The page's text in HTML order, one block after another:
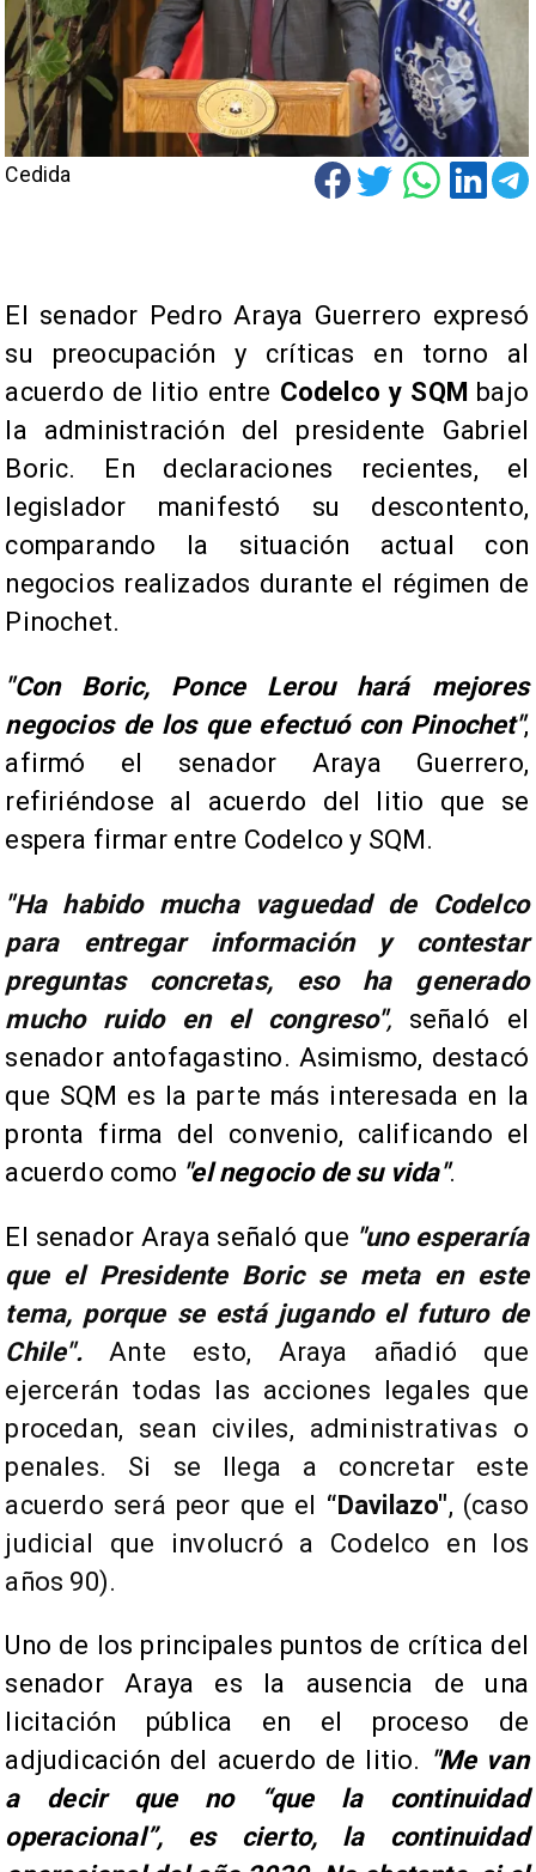
Cedida
El senador Pedro Araya Guerrero expresó
su preocupación y críticas en torno al
acuerdo de litio entre Codelco y SQM bajo
la administración del presidente Gabriel
Boric. En declaraciones recientes, el
legislador manifestó su descontento,
comparando la situación actual con
negocios realizados durante el régimen de
Pinochet.
"Con Boric, Ponce Lerou hará mejores
negocios de los que efectuó con Pinochet",
afirmó el senador Araya Guerrero,
refiriéndose al acuerdo del litio que se
espera firmar entre Codelco y SQM.
"Ha habido mucha vaguedad de Codelco
para entregar información y contestar
preguntas concretas, eso ha generado
mucho ruido en el congreso", señaló el
senador antofagastino. Asimismo, destacó
que SQM es la parte más interesada en la
pronta firma del convenio, calificando el
acuerdo como "el negocio de su vida".
El senador Araya señaló que "uno esperaría
que el Presidente Boric se meta en este
tema, porque se está jugando el futuro de
Chile".Ante esto, Araya añadió que
ejercerán todas las acciones legales que
procedan, sean civiles, administrativas o
penales. Si se llega a concretar este
acuerdo será peor que el “Davilazo", (caso
judicial que involucró a Codelco en los
años 90).
Uno de los principales puntos de crítica del
senador Araya es la ausencia de una
licitación pública en el proceso de
adjudicación del acuerdo de litio. "Me van
a decir que no “que la continuidad
operacional”, es cierto, la continuidad